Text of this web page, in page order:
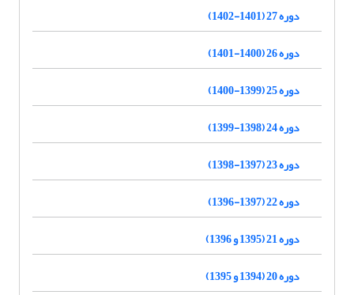
دوره 27 (1401-1402)
دوره 26 (1400-1401)
دوره 25 (1399-1400)
دوره 24 (1398-1399)
دوره 23 (1397-1398)
دوره 22 (1397-1396)
دوره 21 (1395 و 1396)
دوره 20 (1394 و 1395)